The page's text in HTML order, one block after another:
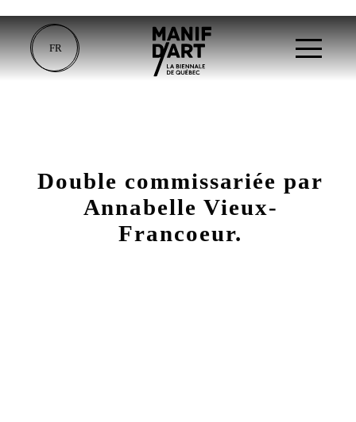
FR
Double commissariée par
Annabelle Vieux-
Francoeur.